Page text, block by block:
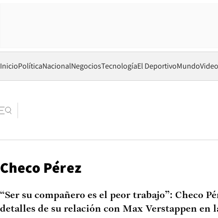
InicioPolíticaNacionalNegociosTecnologíaEl DeportivoMundo
Checo Pérez
“Ser su compañero es el peor trabajo”: Checo
detalles de su relación con Max Verstappen en